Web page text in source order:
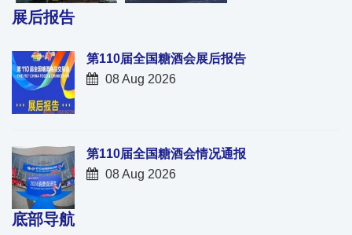
展后报告
第110届全国糖酒会展后报告
08 Aug 2026
第110届全国糖酒会情况通报
08 Aug 2026
底部导航